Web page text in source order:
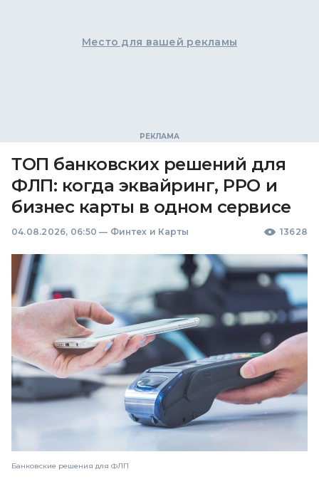
Место для вашей рекламы
ТОП банковских решений для
ФЛП: когда эквайринг, РРО и
бизнес карты в одном сервисе
04.08.2026, 06:50 — Финтех и Карты 13628
Банковские решения для ФЛП